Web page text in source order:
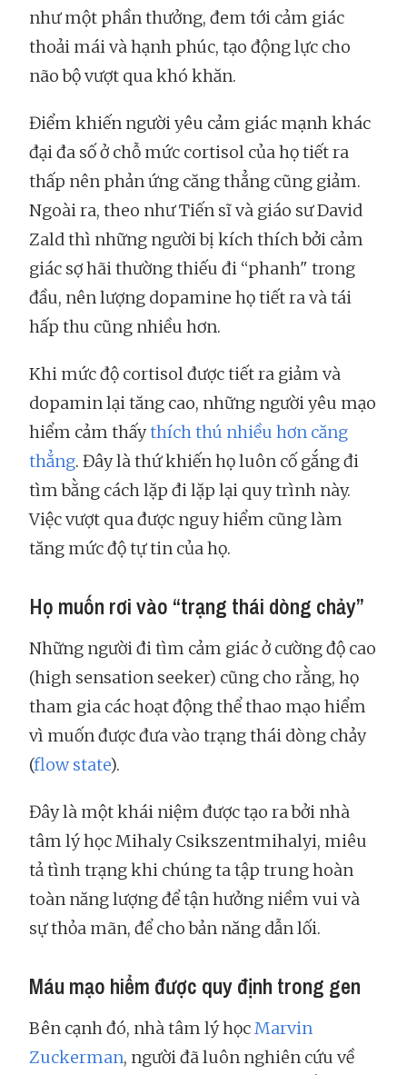
như một phần thưởng, đem tới cảm giác
thoải mái và hạnh phúc, tạo động lực cho
não bộ vượt qua khó khăn.
Điểm khiến người yêu cảm giác mạnh khác
đại đa số ở chỗ mức cortisol của họ tiết ra
thấp nên phản ứng căng thẳng cũng giảm.
Ngoài ra, theo như Tiến sĩ và giáo sư David
Zald thì những người bị kích thích bởi cảm
giác sợ hãi thường thiếu đi “phanh" trong
đầu, nên lượng dopamine họ tiết ra và tái
hấp thu cũng nhiều hơn.
Khi mức độ cortisol được tiết ra giảm và
dopamin lại tăng cao, những người yêu mạo
hiểm cảm thấythích thú nhiều hơn căng
thẳng. Đây là thứ khiến họ luôn cố gắng đi
tìm bằng cách lặp đi lặp lại quy trình này.
Việc vượt qua được nguy hiểm cũng làm
tăng mức độ tự tin của họ.
Họ muốn rơi vào “trạng thái dòng chảy”
Những người đi tìm cảm giác ở cường độ cao
(high sensation seeker) cũng cho rằng, họ
tham gia các hoạt động thể thao mạo hiểm
vì muốn được đưa vào trạng thái dòng chảy
(flow state).
Đây là một khái niệm được tạo ra bởi nhà
tâm lý học Mihaly Csikszentmihalyi, miêu
tả tình trạng khi chúng ta tập trung hoàn
toàn năng lượng để tận hưởng niềm vui và
sự thỏa mãn, để cho bản năng dẫn lối.
Máu mạo hiểm được quy định trong gen
Bên cạnh đó, nhà tâm lý họcMarvin
Zuckerman, người đã luôn nghiên cứu về